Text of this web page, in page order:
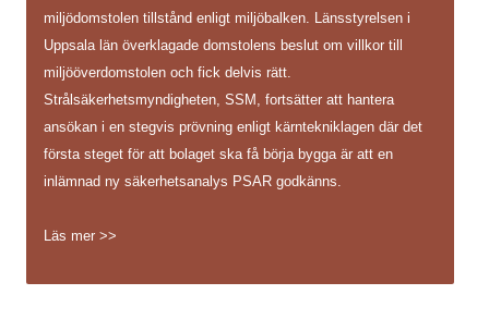
miljödomstolen tillstånd enligt miljöbalken. Länsstyrelsen i
Uppsala län överklagade domstolens beslut om villkor till
miljööverdomstolen och fick delvis rätt.
Strålsäkerhetsmyndigheten, SSM, fortsätter att hantera
ansökan i en stegvis prövning enligt kärntekniklagen där det
första steget för att bolaget ska få börja bygga är att en
inlämnad ny säkerhetsanalys PSAR godkänns.
Läs mer >>